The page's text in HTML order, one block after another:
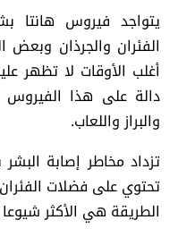
يتواجد فيروس
الفئران والجرذان وبعض
أغلب الأوقات لا تظهر
دالة على هذا الفيروس
والبراز واللعاب.
تزداد مخاطر إصابة
تحتوي على فضلات
الطريقة هي الأكثر شيوعا